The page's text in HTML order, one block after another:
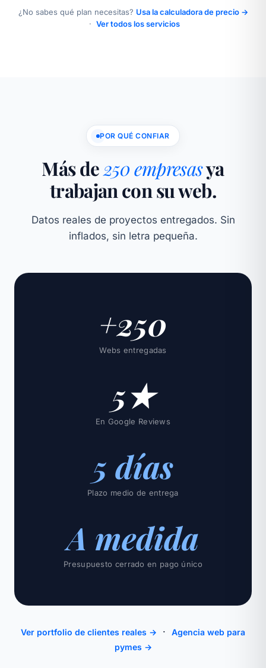
¿No sabes qué plan necesitas? Usa la calculadora de precio →
· Ver todos los servicios
POR QUÉ CONFIAR
Más de250 empresasya
trabajan con su web.
Datos reales de proyectos entregados. Sin
inflados, sin letra pequeña.
+250
Webs entregadas
5★
En Google Reviews
5 días
Plazo medio de entrega
A medida
Presupuesto cerrado en pago único
Ver portfolio de clientes reales → · Agencia web para
pymes →